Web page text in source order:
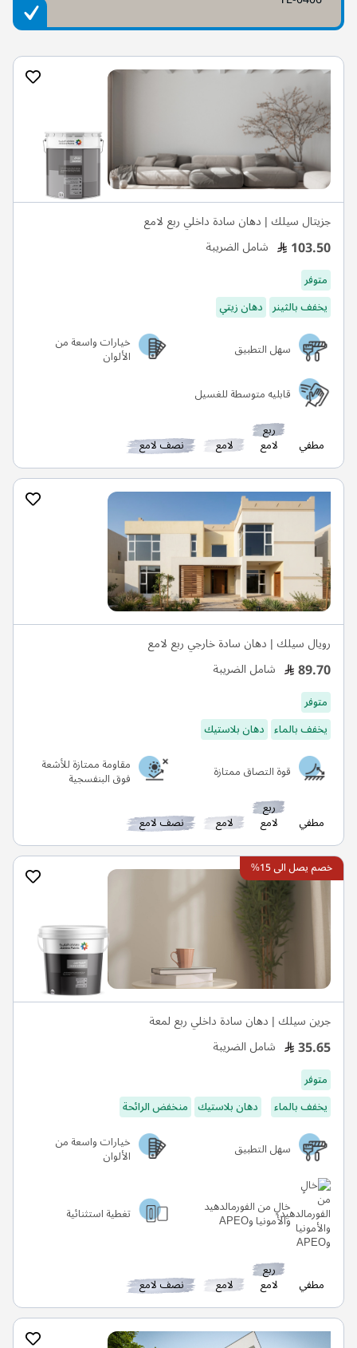
جزيتال سيلك | دهان سادة داخلي ربع لامع
103.50 شامل الضريبة
متوفر
يخفف بالثينر دهان زيتي
سهل التطبيق
خيارات واسعة من
الألوان
قابليه متوسطة للغسيل
مطفي
ربع
لامع لامع نصف لامع
رويال سيلك | دهان سادة خارجي ربع لامع
89.70 شامل الضريبة
متوفر
يخفف بالماء دهان بلاستيك
قوة التصاق ممتازة
مقاومة ممتازة للأشعة
فوق البنفسجية
مطفي
ربع
لامع لامع نصف لامع
خصم يصل الى 15%
جرين سيلك | دهان سادة داخلي ربع لمعة
35.65 شامل الضريبة
متوفر
يخفف بالماء
دهان بلاستيك منخفض الرائحة
سهل التطبيق
خيارات واسعة من
الألوان
خالٍ من الفورمالدهيد
والأمونيا وAPEO تغطية استثنائية
مطفي
ربع
لامع لامع نصف لامع